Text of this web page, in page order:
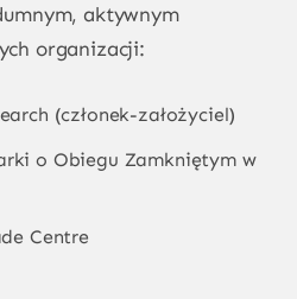
aktywnym
organizacji:
(członek-założyciel)
o Obiegu Zamkniętym w
Centre